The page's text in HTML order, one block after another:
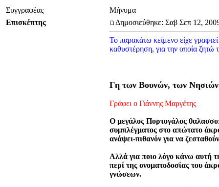
Συγγραφέας
Μήνυμα
Επισκέπτης
Δημοσιεύθηκε: Σαβ Σεπ 12,
Το παρακάτω κείμενο είχε
καθυστέρηση, για την οποία ζητώ
Γη των Βουνών, των
Γράφει ο Γιάννης Μαργέτης
Ο μεγάλος Πορτογάλος
συμπλέγματος στο απώτατο
ανάψει-πιθανόν για να
Αλλά για ποιο λόγο κάνω αυτή
περί της ονοματοδοσίας του
γνώσεων.